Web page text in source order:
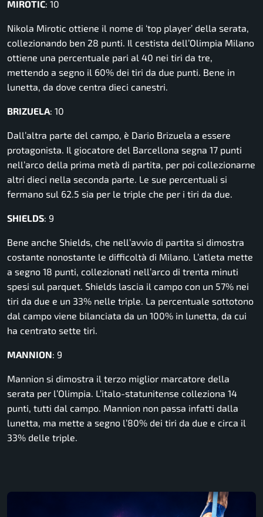
MIROTIC: 10
Nikola Mirotic ottiene il nome di ‘top player’ della serata,
collezionando ben 28 punti. Il cestista dell’Olimpia Milano
ottiene una percentuale pari al 40 nei tiri da tre,
mettendo a segno il 60% dei tiri da due punti. Bene in
lunetta, da dove centra dieci canestri.
BRIZUELA: 10
Dall’altra parte del campo, è Dario Brizuela a essere
protagonista. Il giocatore del Barcellona segna 17 punti
nell’arco della prima metà di partita, per poi collezionarne
altri dieci nella seconda parte. Le sue percentuali si
fermano sul 62.5 sia per le triple che per i tiri da due.
SHIELDS: 9
Bene anche Shields, che nell’avvio di partita si dimostra
costante nonostante le difficoltà di Milano. L’atleta mette
a segno 18 punti, collezionati nell’arco di trenta minuti
spesi sul parquet. Shields lascia il campo con un 57% nei
tiri da due e un 33% nelle triple. La percentuale sottotono
dal campo viene bilanciata da un 100% in lunetta, da cui
ha centrato sette tiri.
MANNION: 9
Mannion si dimostra il terzo miglior marcatore della
serata per l’Olimpia. L’italo-statunitense colleziona 14
punti, tutti dal campo. Mannion non passa infatti dalla
lunetta, ma mette a segno l’80% dei tiri da due e circa il
33% delle triple.